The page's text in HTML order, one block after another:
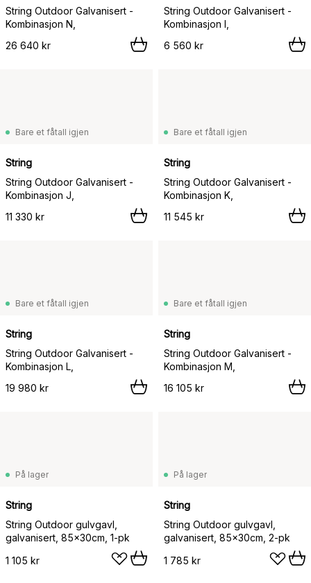
String Outdoor Galvanisert -
Kombinasjon N,
26 640 kr
String Outdoor Galvanisert -
Kombinasjon I,
6 560 kr
Bare et fåtall igjen
String
String Outdoor Galvanisert -
Kombinasjon J,
11 330 kr
Bare et fåtall igjen
String
String Outdoor Galvanisert -
Kombinasjon K,
11 545 kr
Bare et fåtall igjen
String
String Outdoor Galvanisert -
Kombinasjon L,
19 980 kr
Bare et fåtall igjen
String
String Outdoor Galvanisert -
Kombinasjon M,
16 105 kr
På lager
String
String Outdoor gulvgavl,
galvanisert, 85x30cm, 1-pk
1 105 kr
På lager
String
String Outdoor gulvgavl,
galvanisert, 85x30cm, 2-pk
1 785 kr